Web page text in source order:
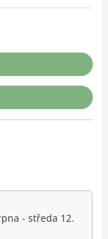
- středa 12.